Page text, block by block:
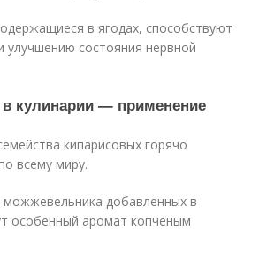
в ягодах, способствуют
улучшению состояния нервной
кулинарии — применение
кипарисовых горячо
всему миру.
можжевельника добавленных в
особенный аромат копченым